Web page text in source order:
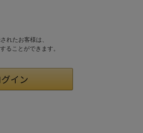
れたお客様は、
ることができます。